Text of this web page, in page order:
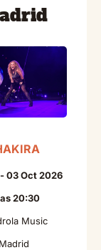
03 Oct 2026
20:30
Music
Madrid